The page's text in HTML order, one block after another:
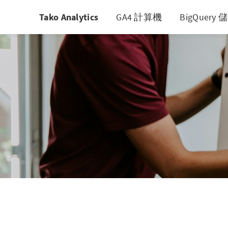
Tako Analytics GA4 計算機 BigQuery